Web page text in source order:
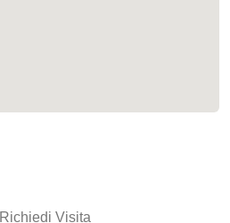
Richiedi Visita